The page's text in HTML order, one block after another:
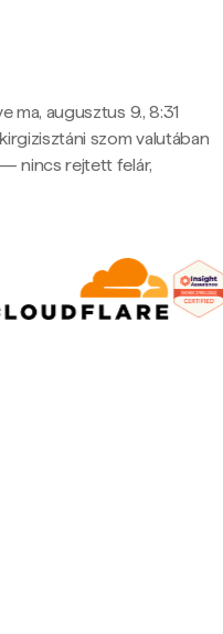
ma, augusztus 9., 8:31
szom valutában
nincs rejtett felár,